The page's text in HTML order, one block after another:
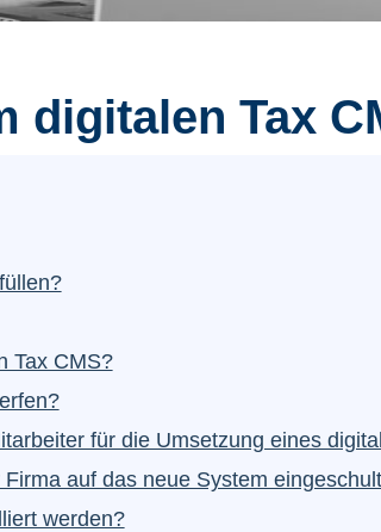
digitalen Tax
Tax CMS?
für die Umsetzung eines
auf das neue System
werden?